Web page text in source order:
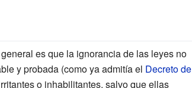
es que la ignorancia de las leyes no
y probada (como ya admitía el Decreto de
o inhabilitantes, salvo que ellas